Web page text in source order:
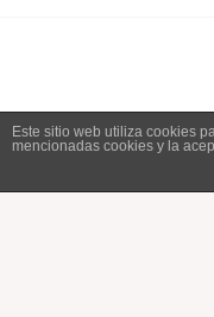
Este sitio web utiliza cookies
mencionadas cookies y la